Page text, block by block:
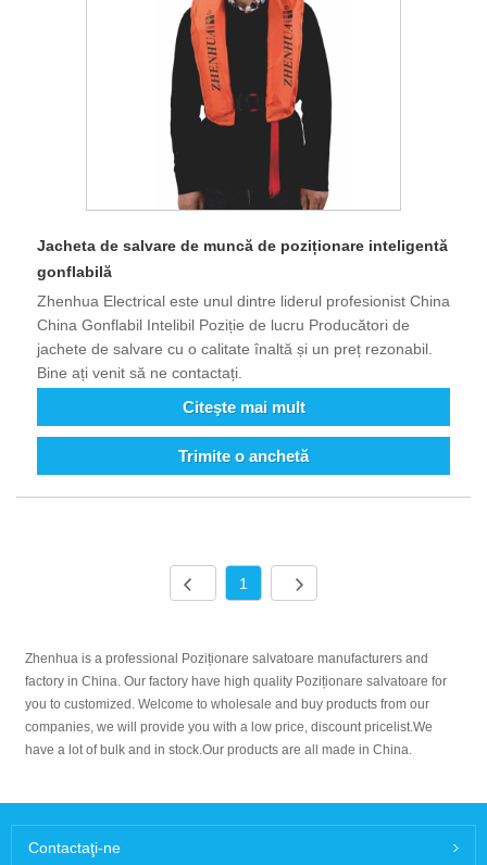
Jacheta de salvare de muncă de poziționare inteligentă
gonflabilă
Zhenhua Electrical este unul dintre liderul profesionist China
China Gonflabil Intelibil Poziție de lucru Producători de
jachete de salvare cu o calitate înaltă și un preț rezonabil.
Bine ați venit să ne contactați.
Citeşte mai mult
Trimite o anchetă
1
Zhenhua is a professional Poziționare salvatoare manufacturers and
factory in China. Our factory have high quality Poziționare salvatoare for
you to customized. Welcome to wholesale and buy products from our
companies, we will provide you with a low price, discount pricelist.We
have a lot of bulk and in stock.Our products are all made in China.
Contactaţi-ne